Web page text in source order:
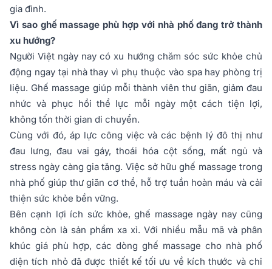
gia đình.
Vì sao ghế massage phù hợp với nhà phố đang trở thành
xu hướng?
Người Việt ngày nay có xu hướng chăm sóc sức khỏe chủ
động ngay tại nhà thay vì phụ thuộc vào spa hay phòng trị
liệu. Ghế massage giúp mỗi thành viên thư giãn, giảm đau
nhức và phục hồi thể lực mỗi ngày một cách tiện lợi,
không tốn thời gian di chuyển.
Cùng với đó, áp lực công việc và các bệnh lý đô thị như
đau lưng, đau vai gáy, thoái hóa cột sống, mất ngủ và
stress ngày càng gia tăng. Việc sở hữu ghế massage trong
nhà phố giúp thư giãn cơ thể, hỗ trợ tuần hoàn máu và cải
thiện sức khỏe bền vững.
Bên cạnh lợi ích sức khỏe, ghế massage ngày nay cũng
không còn là sản phẩm xa xỉ. Với nhiều mẫu mã và phân
khúc giá phù hợp, các dòng ghế massage cho nhà phố
diện tích nhỏ đã được thiết kế tối ưu về kích thước và chi